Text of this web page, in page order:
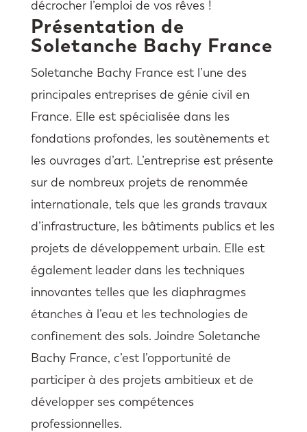
décrocher l’emploi de vos rêves !
Présentation de
Soletanche Bachy France
Soletanche Bachy France est l’une des
principales entreprises de génie civil en
France. Elle est spécialisée dans les
fondations profondes, les soutènements et
les ouvrages d’art. L’entreprise est présente
sur de nombreux projets de renommée
internationale, tels que les grands travaux
d’infrastructure, les bâtiments publics et les
projets de développement urbain. Elle est
également leader dans les techniques
innovantes telles que les diaphragmes
étanches à l’eau et les technologies de
confinement des sols. Joindre Soletanche
Bachy France, c’est l’opportunité de
participer à des projets ambitieux et de
développer ses compétences
professionnelles.